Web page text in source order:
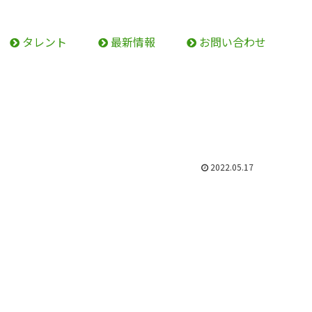
タレント 最新情報 お問い合わせ
2022.05.17